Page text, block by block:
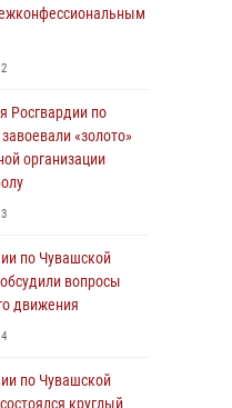
в совершении
российских
мировой войне
тяжкого вреда
2
Росгвардии по
«золото»
организации
3
по Чувашской
вопросы
движения
4
по Чувашской
круглый